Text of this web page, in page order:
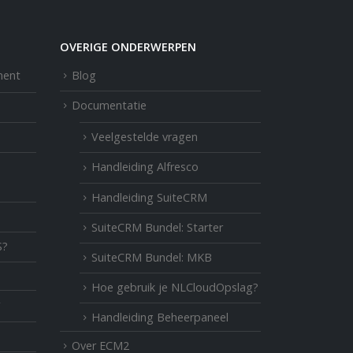
OVERIGE ONDERWERPEN
Blog
Documentatie
Veelgestelde vragen
Handleiding Alfresco
Handleiding SuiteCRM
SuiteCRM Bundel: Starter
SuiteCRM Bundel: MKB
Hoe gebruik je NLCloudOpslag?
Handleiding Beheerpaneel
Over ECM2